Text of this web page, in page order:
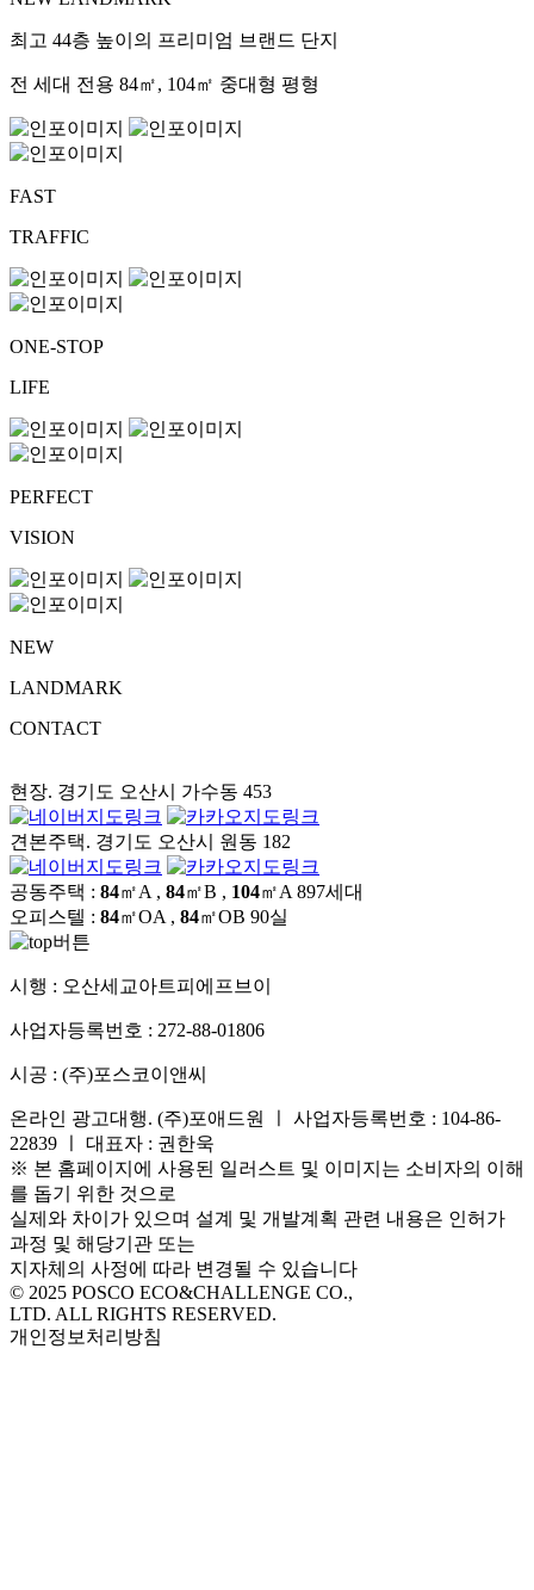
최고 44층 높이의 프리미엄 브랜드 단지
전 세대 전용 84㎡, 104㎡ 중대형 평형
FAST
TRAFFIC
ONE-STOP
LIFE
PERFECT
VISION
NEW
LANDMARK
CONTACT
현장. 경기도 오산시 가수동 453
견본주택. 경기도 오산시 원동 182
공동주택 : 84㎡A , 84㎡B , 104㎡A897세대
오피스텔 : 84㎡OA , 84㎡OB 90실
시행 : 오산세교아트피에프브이
사업자등록번호 : 272-88-01806
시공 : (주)포스코이앤씨
온라인 광고대행. (주)포애드원 ㅣ 사업자등록번호 : 104-86-
22839 ㅣ 대표자 : 권한욱
※ 본 홈페이지에 사용된 일러스트 및 이미지는 소비자의 이해
를 돕기 위한 것으로
실제와 차이가 있으며 설계 및 개발계획 관련 내용은 인허가
과정 및 해당기관 또는
지자체의 사정에 따라 변경될 수 있습니다
© 2025 POSCO ECO&CHALLENGE CO.,
LTD. ALL RIGHTS RESERVED.
개인정보처리방침